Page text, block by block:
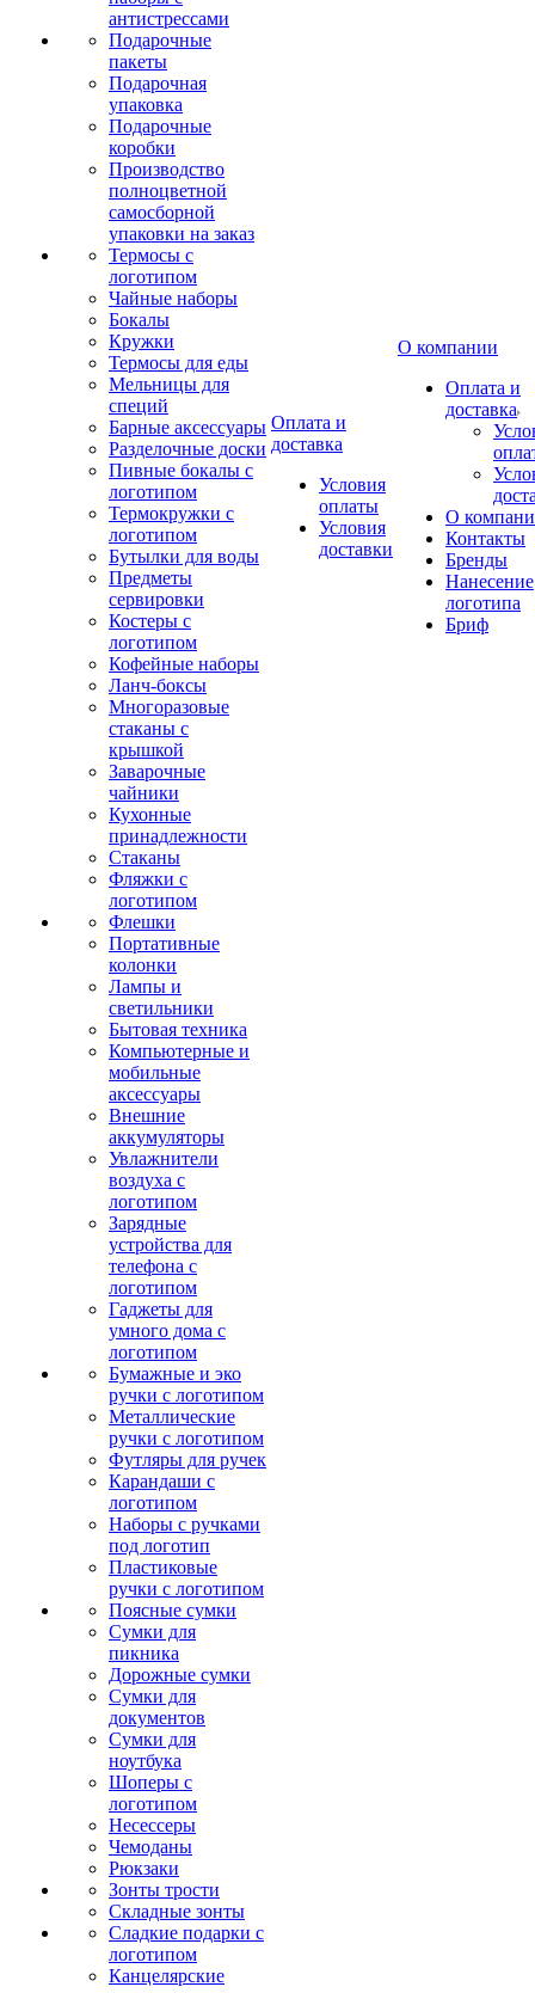
антистрессами
Подарочные
пакеты
Подарочная
упаковка
Подарочные
коробки
Производство
полноцветной
самосборной
упаковки на заказ
Термосы с
логотипом
Чайные наборы
Бокалы
Кружки
Термосы для еды
Мельницы для
специй
Барные аксессуары
Разделочные доски
Пивные бокалы с
логотипом
Термокружки с
логотипом
Бутылки для воды
Предметы
сервировки
Костеры с
логотипом
Кофейные наборы
Ланч-боксы
Многоразовые
стаканы с
крышкой
Заварочные
чайники
Кухонные
принадлежности
Стаканы
Фляжки с
логотипом
Флешки
Портативные
колонки
Лампы и
светильники
Бытовая техника
Компьютерные и
мобильные
аксессуары
Внешние
аккумуляторы
Увлажнители
воздуха с
логотипом
Зарядные
устройства для
телефона с
логотипом
Гаджеты для
умного дома с
логотипом
Бумажные и эко
ручки с логотипом
Металлические
ручки с логотипом
Футляры для ручек
Карандаши с
логотипом
Наборы с ручками
под логотип
Пластиковые
ручки с логотипом
Поясные сумки
Сумки для
пикника
Дорожные сумки
Сумки для
документов
Сумки для
ноутбука
Шоперы с
логотипом
Несессеры
Чемоданы
Рюкзаки
Зонты трости
Складные зонты
Сладкие подарки с
логотипом
Канцелярские
Оплата и
доставка
Условия
оплаты
Условия
доставки
О компании
Оплата и
доставка
О
Контакты
Бренды
Нанесение
логотипа
Бриф